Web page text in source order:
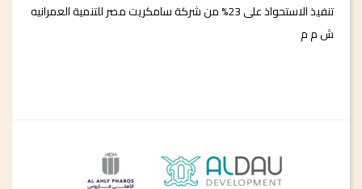
تنفيذ الاستحواذ على 23% من شركة سامكريت مصر للتنمية العمرانيه
ش م م